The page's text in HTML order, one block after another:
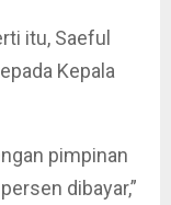
itu, Saeful
Kepala
pimpinan
dibayar,”